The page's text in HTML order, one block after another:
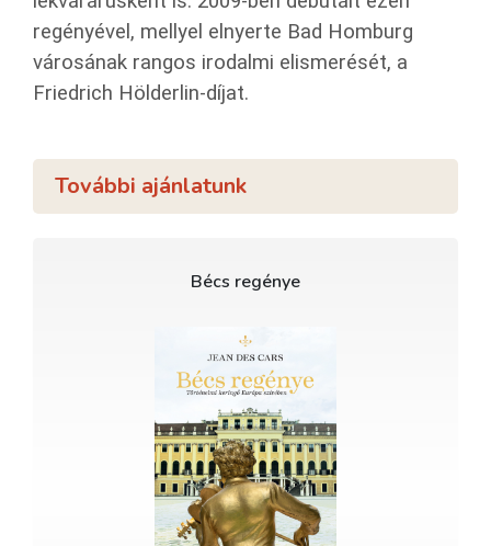
regényével, mellyel elnyerte Bad Homburg
városának rangos irodalmi elismerését, a
Friedrich Hölderlin-díjat.
További ajánlatunk
Bécs regénye